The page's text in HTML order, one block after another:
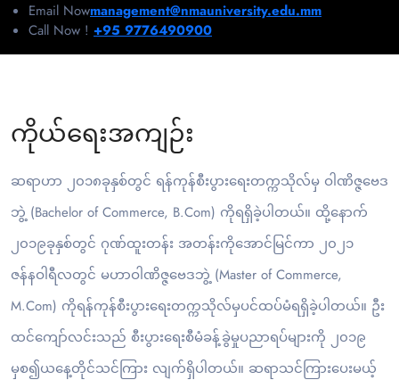
Email Nowmanagement@nmauniversity.edu.mm
Call Now ! +95 9776490900
ကိုယ်ရေးအကျဉ်း
ဆရာဟာ ၂၀၁၈ခုနှစ်တွင် ရန်ကုန်စီးပွားရေးတက္ကသိုလ်မှ ဝါဏိဇ္ဇဗေဒ
ဘွဲ့ (Bachelor of Commerce, B.Com) ကိုရရှိခဲ့ပါတယ်။ ထို့နောက်
၂၀၁၉ခုနှစ်တွင် ဂုဏ်ထူးတန်း အတန်းကိုအောင်မြင်ကာ ၂၀၂၁
ဇန်နဝါရီလတွင် မဟာဝါဏိဇ္ဇဗေဒဘွဲ့ (Master of Commerce,
M.Com) ကိုရန်ကုန်စီးပွားရေးတက္ကသိုလ်မှပင်ထပ်မံရရှိခဲ့ပါတယ်။ ဦး
ထင်ကျော်လင်းသည် စီးပွားရေးစီမံခန့်ခွဲမှုပညာရပ်များကို ၂၀၁၉
မှစ၍ယနေ့တိုင်သင်ကြား လျက်ရှိပါတယ်။ ဆရာသင်ကြားပေးမယ့်